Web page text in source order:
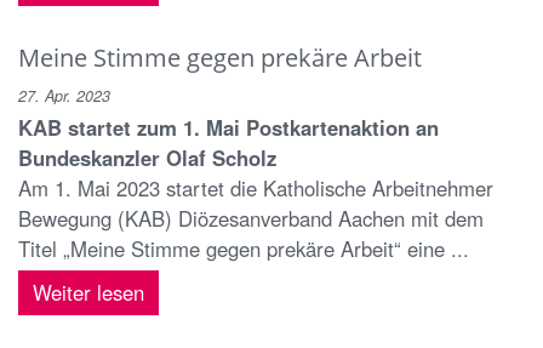
Meine Stimme gegen prekäre Arbeit
27. Apr. 2023
KAB startet zum 1. Mai Postkartenaktion an
Bundeskanzler Olaf Scholz
Am 1. Mai 2023 startet die Katholische Arbeitnehmer
Bewegung (KAB) Diözesanverband Aachen mit dem
Titel „Meine Stimme gegen prekäre Arbeit“ eine ...
Weiter lesen